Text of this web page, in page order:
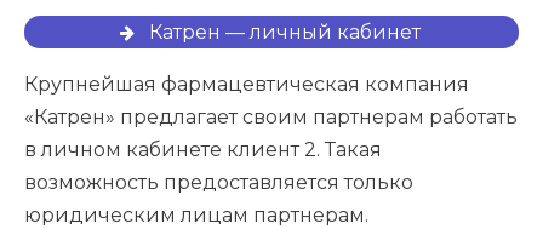
Катрен — личный кабинет
Крупнейшая фармацевтическая компания
«Катрен» предлагает своим партнерам работать
в личном кабинете клиент 2. Такая
возможность предоставляется только
юридическим лицам партнерам.